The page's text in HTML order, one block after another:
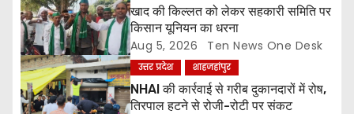
o
n
खाद की किल्लत को लेकर सहकारी समिति पर
किसान यूनियन का धरना
Aug 5, 2026 Ten News One Desk
उत्तर प्रदेश शाहजहांपुर
NHAI की कार्रवाई से गरीब दुकानदारों में रोष,
तिरपाल हटने से रोजी-रोटी पर संकट